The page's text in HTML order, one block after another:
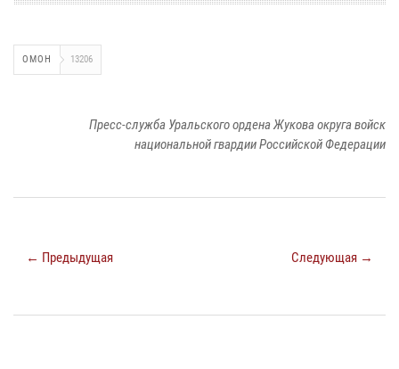
ОМОН 13206
Пресс-служба Уральского ордена Жукова округа войск
национальной гвардии Российской Федерации
← Предыдущая Следующая →